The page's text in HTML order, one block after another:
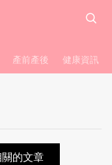
產前產後 健康資訊
的文章